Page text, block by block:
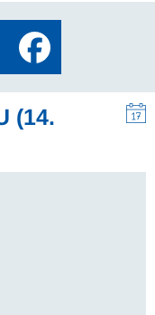
(14.